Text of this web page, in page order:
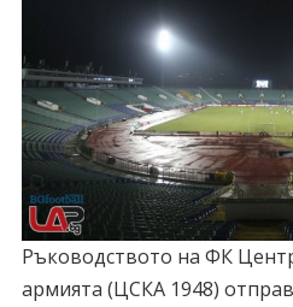
Ръководството на ФК
армията (ЦСКА 1948)